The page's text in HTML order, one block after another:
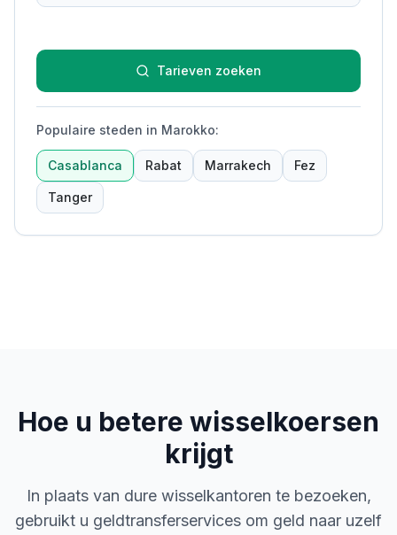
Tarieven zoeken
Populaire steden in Marokko:
Casablanca Rabat Marrakech Fez
Tanger
Hoe u betere wisselkoersen
krijgt
In plaats van dure wisselkantoren te bezoeken,
gebruikt u geldtransferservices om geld naar uzelf